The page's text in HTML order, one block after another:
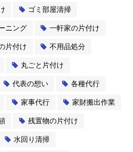
ゴミ部屋清掃
ニング
一軒家の片付け
片付け
不用品処分
丸ごと片付け
代表の想い
各種代行
家事代行
家財搬出作業
残置物の片付け
水回り清掃